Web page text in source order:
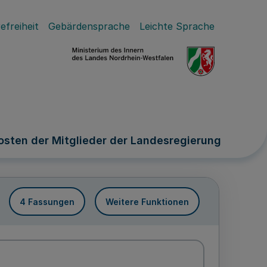
Gebärdensprache Leichte Sprache
der Mitglieder der Landesregierung
4 Fassungen Weitere Funktionen